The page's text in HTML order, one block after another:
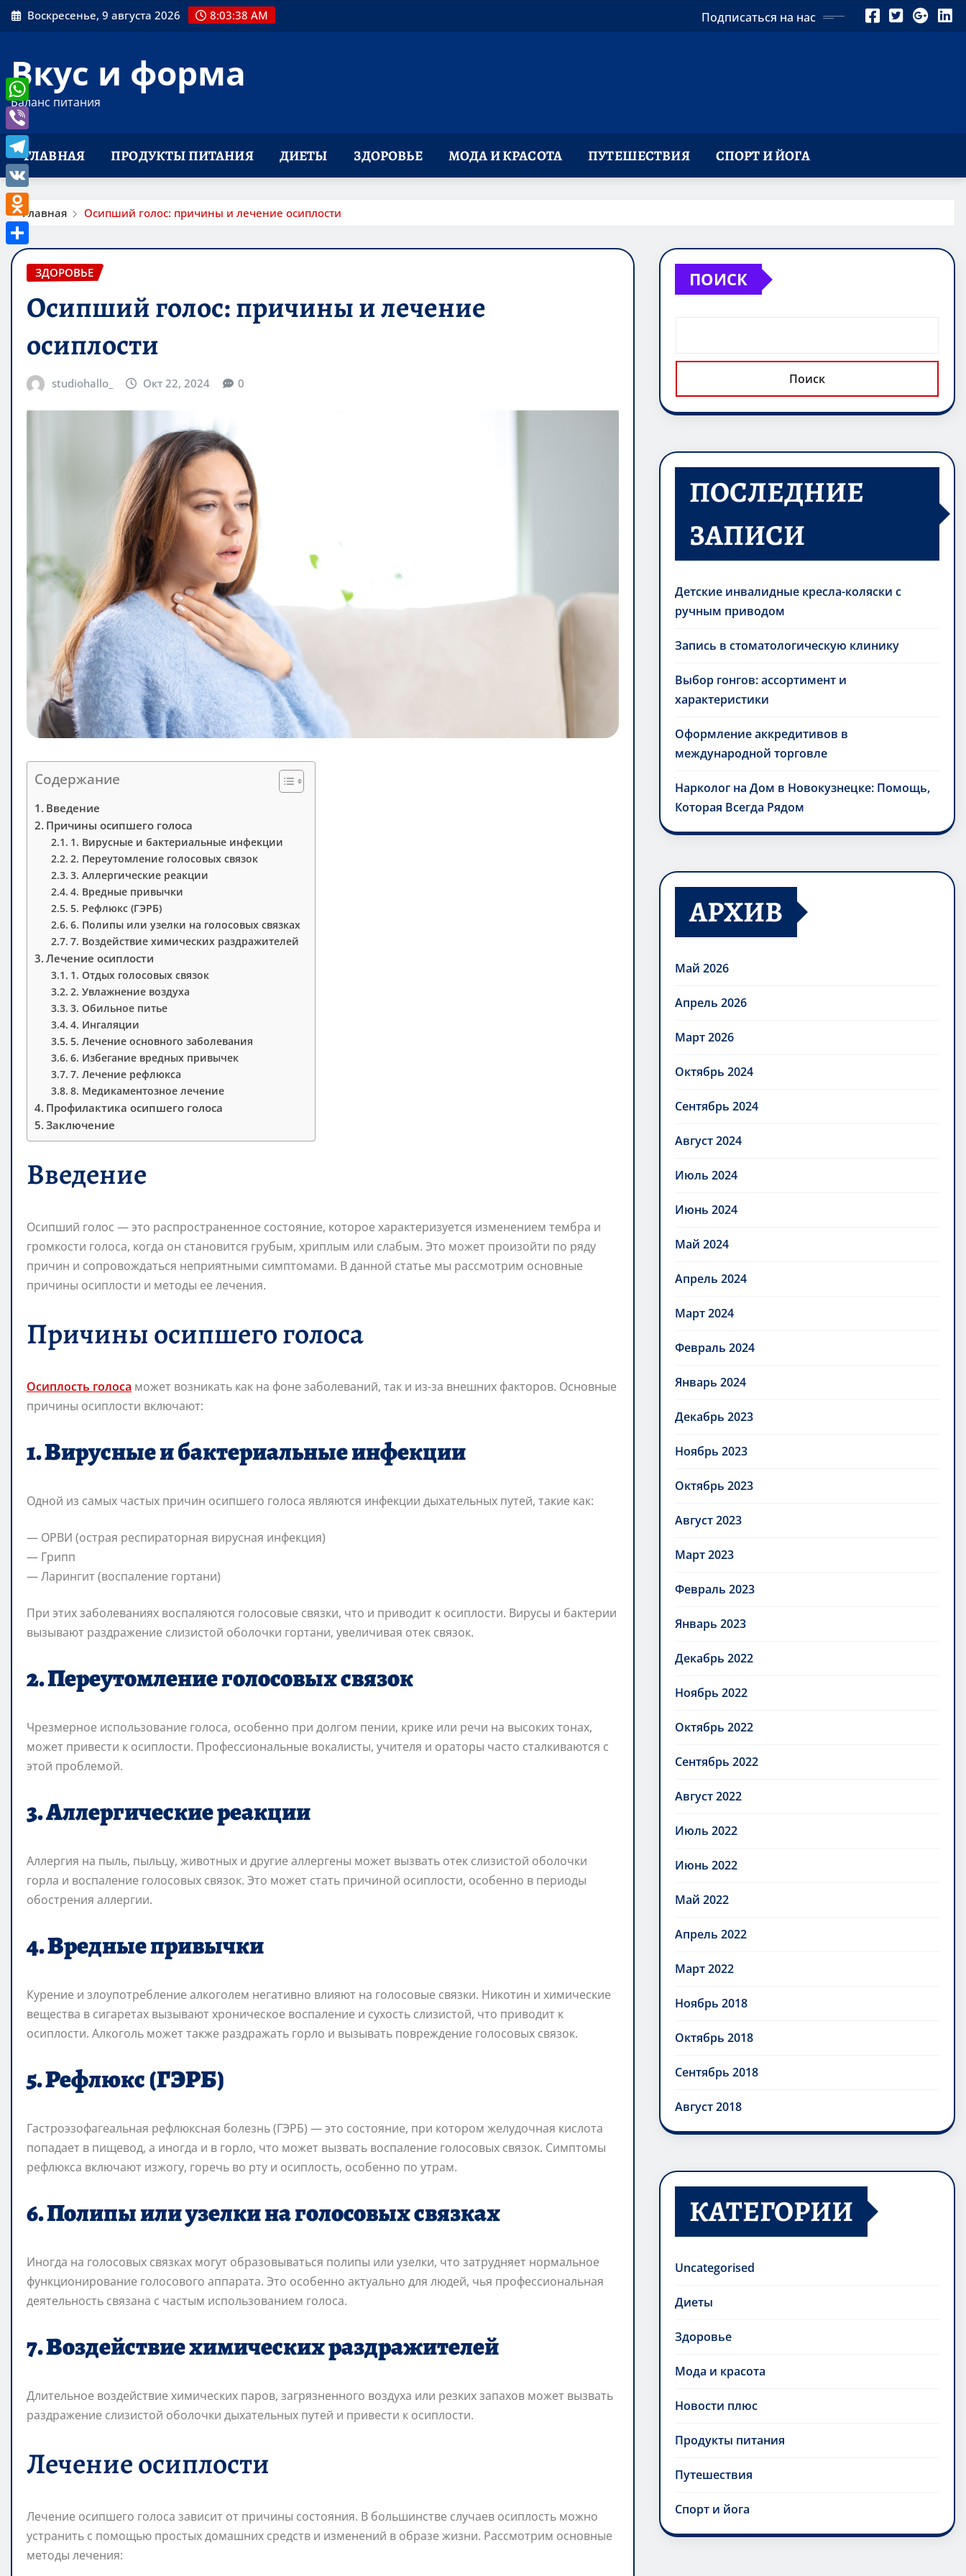
Перейти
к
Воскресенье, 9 августа 2026 8:03:39 AM Подписаться на нас
Вкус и форма
Баланс питания
ГЛАВНАЯ ПРОДУКТЫ ПИТАНИЯ ДИЕТЫ ЗДОРОВЬЕ МОДА И КРАСОТА ПУТЕШЕСТВИЯ СПОРТ И ЙОГА
Главная Осипший голос: причины и лечение осиплости
ЗДОРОВЬЕ
Осипший голос: причины и лечение
осиплости
studiohallo_ Окт 22, 2024 0
Содержание
Введение
Причины осипшего голоса
1. Вирусные и бактериальные инфекции
2. Переутомление голосовых связок
3. Аллергические реакции
4. Вредные привычки
5. Рефлюкс (ГЭРБ)
6. Полипы или узелки на голосовых связках
7. Воздействие химических раздражителей
Лечение осиплости
1. Отдых голосовых связок
2. Увлажнение воздуха
3. Обильное питье
4. Ингаляции
5. Лечение основного заболевания
6. Избегание вредных привычек
7. Лечение рефлюкса
8. Медикаментозное лечение
Профилактика осипшего голоса
Заключение
Введение
Осипший голос — это распространенное состояние, которое характеризуется изменением тембра и
громкости голоса, когда он становится грубым, хриплым или слабым. Это может произойти по ряду
причин и сопровождаться неприятными симптомами. В данной статье мы рассмотрим основные
причины осиплости и методы ее лечения.
Причины осипшего голоса
Осиплость голоса может возникать как на фоне заболеваний, так и из-за внешних факторов. Основные
причины осиплости включают:
1. Вирусные и бактериальные инфекции
Одной из самых частых причин осипшего голоса являются инфекции дыхательных путей, такие как:
— ОРВИ (острая респираторная вирусная инфекция)
— Грипп
— Ларингит (воспаление гортани)
При этих заболеваниях воспаляются голосовые связки, что и приводит к осиплости. Вирусы и бактерии
вызывают раздражение слизистой оболочки гортани, увеличивая отек связок.
2. Переутомление голосовых связок
Чрезмерное использование голоса, особенно при долгом пении, крике или речи на высоких тонах,
может привести к осиплости. Профессиональные вокалисты, учителя и ораторы часто сталкиваются с
этой проблемой.
3. Аллергические реакции
Аллергия на пыль, пыльцу, животных и другие аллергены может вызвать отек слизистой оболочки
горла и воспаление голосовых связок. Это может стать причиной осиплости, особенно в периоды
обострения аллергии.
4. Вредные привычки
Курение и злоупотребление алкоголем негативно влияют на голосовые связки. Никотин и химические
вещества в сигаретах вызывают хроническое воспаление и сухость слизистой, что приводит к
осиплости. Алкоголь может также раздражать горло и вызывать повреждение голосовых связок.
5. Рефлюкс (ГЭРБ)
Гастроэзофагеальная рефлюксная болезнь (ГЭРБ) — это состояние, при котором желудочная кислота
попадает в пищевод, а иногда и в горло, что может вызвать воспаление голосовых связок. Симптомы
рефлюкса включают изжогу, горечь во рту и осиплость, особенно по утрам.
6. Полипы или узелки на голосовых связках
Иногда на голосовых связках могут образовываться полипы или узелки, что затрудняет нормальное
функционирование голосового аппарата. Это особенно актуально для людей, чья профессиональная
деятельность связана с частым использованием голоса.
7. Воздействие химических раздражителей
Длительное воздействие химических паров, загрязненного воздуха или резких запахов может вызвать
раздражение слизистой оболочки дыхательных путей и привести к осиплости.
Лечение осиплости
Лечение осипшего голоса зависит от причины состояния. В большинстве случаев осиплость можно
устранить с помощью простых домашних средств и изменений в образе жизни. Рассмотрим основные
методы лечения:
ПОИСК
Поиск
ПОСЛЕДНИЕ
ЗАПИСИ
Детские инвалидные кресла-коляски с
ручным приводом
Запись в стоматологическую клинику
Выбор гонгов: ассортимент и
характеристики
Оформление аккредитивов в
международной торговле
Нарколог на Дом в Новокузнецке: Помощь,
Которая Всегда Рядом
АРХИВ
Май 2026
Апрель 2026
Март 2026
Октябрь 2024
Сентябрь 2024
Август 2024
Июль 2024
Июнь 2024
Май 2024
Апрель 2024
Март 2024
Февраль 2024
Январь 2024
Декабрь 2023
Ноябрь 2023
Октябрь 2023
Август 2023
Март 2023
Февраль 2023
Январь 2023
Декабрь 2022
Ноябрь 2022
Октябрь 2022
Сентябрь 2022
Август 2022
Июль 2022
Июнь 2022
Май 2022
Апрель 2022
Март 2022
Ноябрь 2018
Октябрь 2018
Сентябрь 2018
Август 2018
КАТЕГОРИИ
Uncategorised
Диеты
Здоровье
Мода и красота
Новости плюс
Продукты питания
Путешествия
Спорт и йога
WhatsApp
Viber
Telegram
VK
Odnoklassniki
Отправить